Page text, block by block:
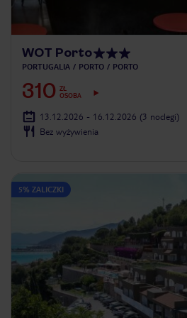
WOT Porto
PORTUGALIA PORTO PORTO
310 ZŁ
OSOBA
13.12.2026 - 16.12.2026 (3 noclegi)
Bez wyżywienia
5% ZALICZKI